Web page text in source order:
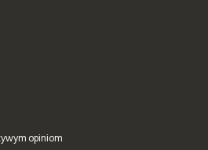
opiniom